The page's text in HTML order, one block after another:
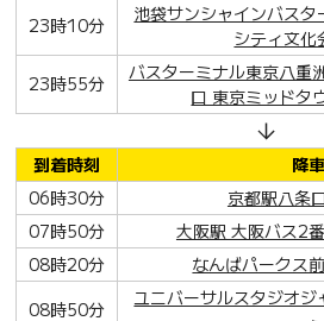
23時10分
池袋サンシャインバス
シティ文化
23時55分
バスターミナル東京八重
口 東京ミッドタ
到着時刻
降
06時30分
京都駅八条
07時50分
大阪駅 大阪バス2
08時20分
なんばパークス
08時50分
ユニバーサルスタジオ